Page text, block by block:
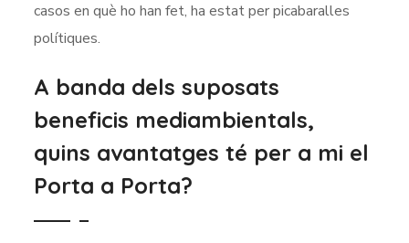
casos en què ho han fet, ha estat per picabaralles
polítiques.
A banda dels suposats
beneficis mediambientals,
quins avantatges té per a mi el
Porta a Porta?